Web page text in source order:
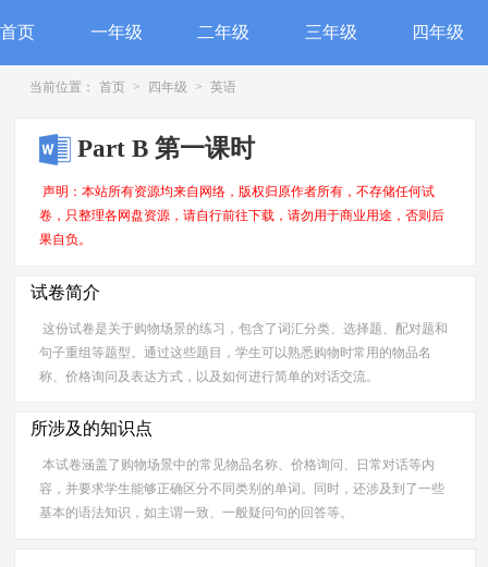
首页 一年级 二年级 三年级 四年级
当前位置： 首页 > 四年级 > 英语
Part B 第一课时
声明：本站所有资源均来自网络，版权归原作者所有，不存储任何试
卷，只整理各网盘资源，请自行前往下载，请勿用于商业用途，否则后
果自负。
试卷简介
这份试卷是关于购物场景的练习，包含了词汇分类、选择题、配对题和
句子重组等题型。通过这些题目，学生可以熟悉购物时常用的物品名
称、价格询问及表达方式，以及如何进行简单的对话交流。
所涉及的知识点
本试卷涵盖了购物场景中的常见物品名称、价格询问、日常对话等内
容，并要求学生能够正确区分不同类别的单词。同时，还涉及到了一些
基本的语法知识，如主谓一致、一般疑问句的回答等。